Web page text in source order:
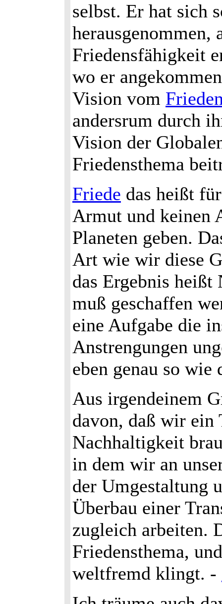
selbst. Er hat sich
herausgenommen,
Friedensfähigkeit
wo er
Vision vom
andersrum durch
Vision der
Friedensthema
Friede das heißt
Armut und keinen
Planeten geben.
Art wie wir diese
das Ergebnis
muß geschaffen
eine Aufgabe die
Anstrengungen
eben genau so
Aus irgendeinem
davon, daß wir ein
Nachhaltigkeit
in dem wir an
der Umgestaltung
Überbau einer
zugleich arbeiten.
Friedensthema,
weltfremd klingt. -